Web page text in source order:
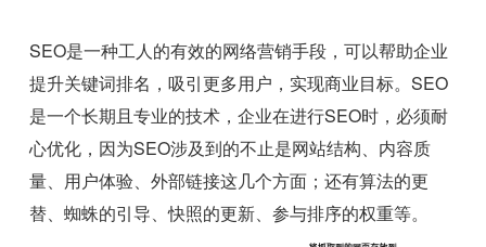
SEO是一种工人的有效的网络营销手段，可以帮助企业
提升关键词排名，吸引更多用户，实现商业目标。SEO
是一个长期且专业的技术，企业在进行SEO时，必须耐
心优化，因为SEO涉及到的不止是网站结构、内容质
量、用户体验、外部链接这几个方面；还有算法的更
替、蜘蛛的引导、快照的更新、参与排序的权重等。